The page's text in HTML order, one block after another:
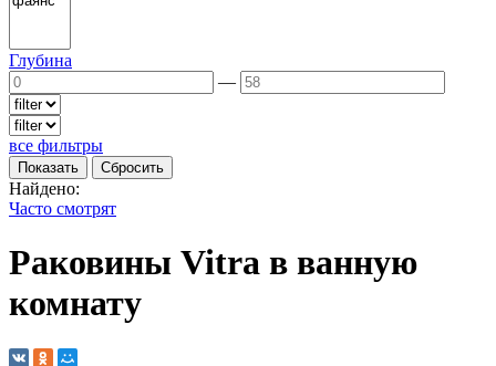
Глубина
—
все фильтры
Найдено:
Часто смотрят
Раковины Vitra в ванную
комнату